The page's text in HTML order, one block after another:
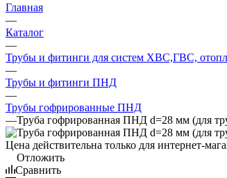
Главная
—
Каталог
—
Трубы и фитинги для систем ХВС,ГВС,
—
Трубы и фитинги ПНД
—
Трубы гофрированные ПНД
—Труба гофрированная ПНД d=28 мм (для
Цена действительна только для интернет-
Отложить
Сравнить